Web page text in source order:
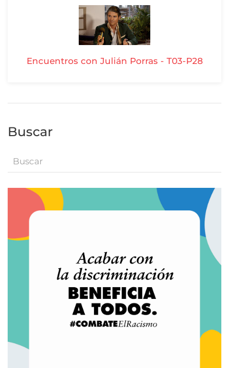
Encuentros con Julián Porras - T03-P28
Buscar